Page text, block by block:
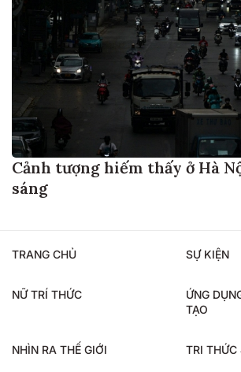
Cảnh tượng hiếm thấy ở Hà
sáng
TRANG CHỦ SỰ KIỆN
NỮ TRÍ THỨC
ỨNG
TẠO
NHÌN RA THẾ GIỚI TRI THỨC